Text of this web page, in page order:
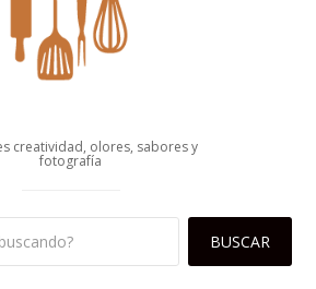
creatividad, olores, sabores y
fotografía